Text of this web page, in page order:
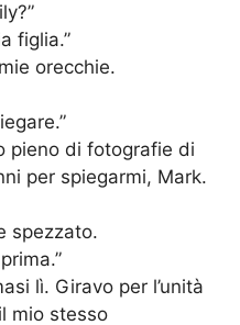
figlia.”
orecchie.
pieno di fotografie di
per spiegarmi, Mark.
spezzato.
lì. Giravo per l’unità
mio stesso